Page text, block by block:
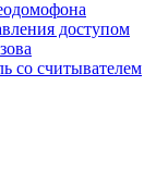
доступом
со считывателем